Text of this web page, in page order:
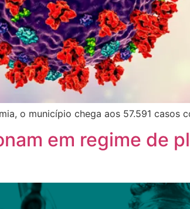
o município chega aos 57.591 casos
em regime de